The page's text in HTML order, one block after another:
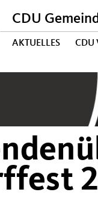
CDU
AKTUELLES CDU